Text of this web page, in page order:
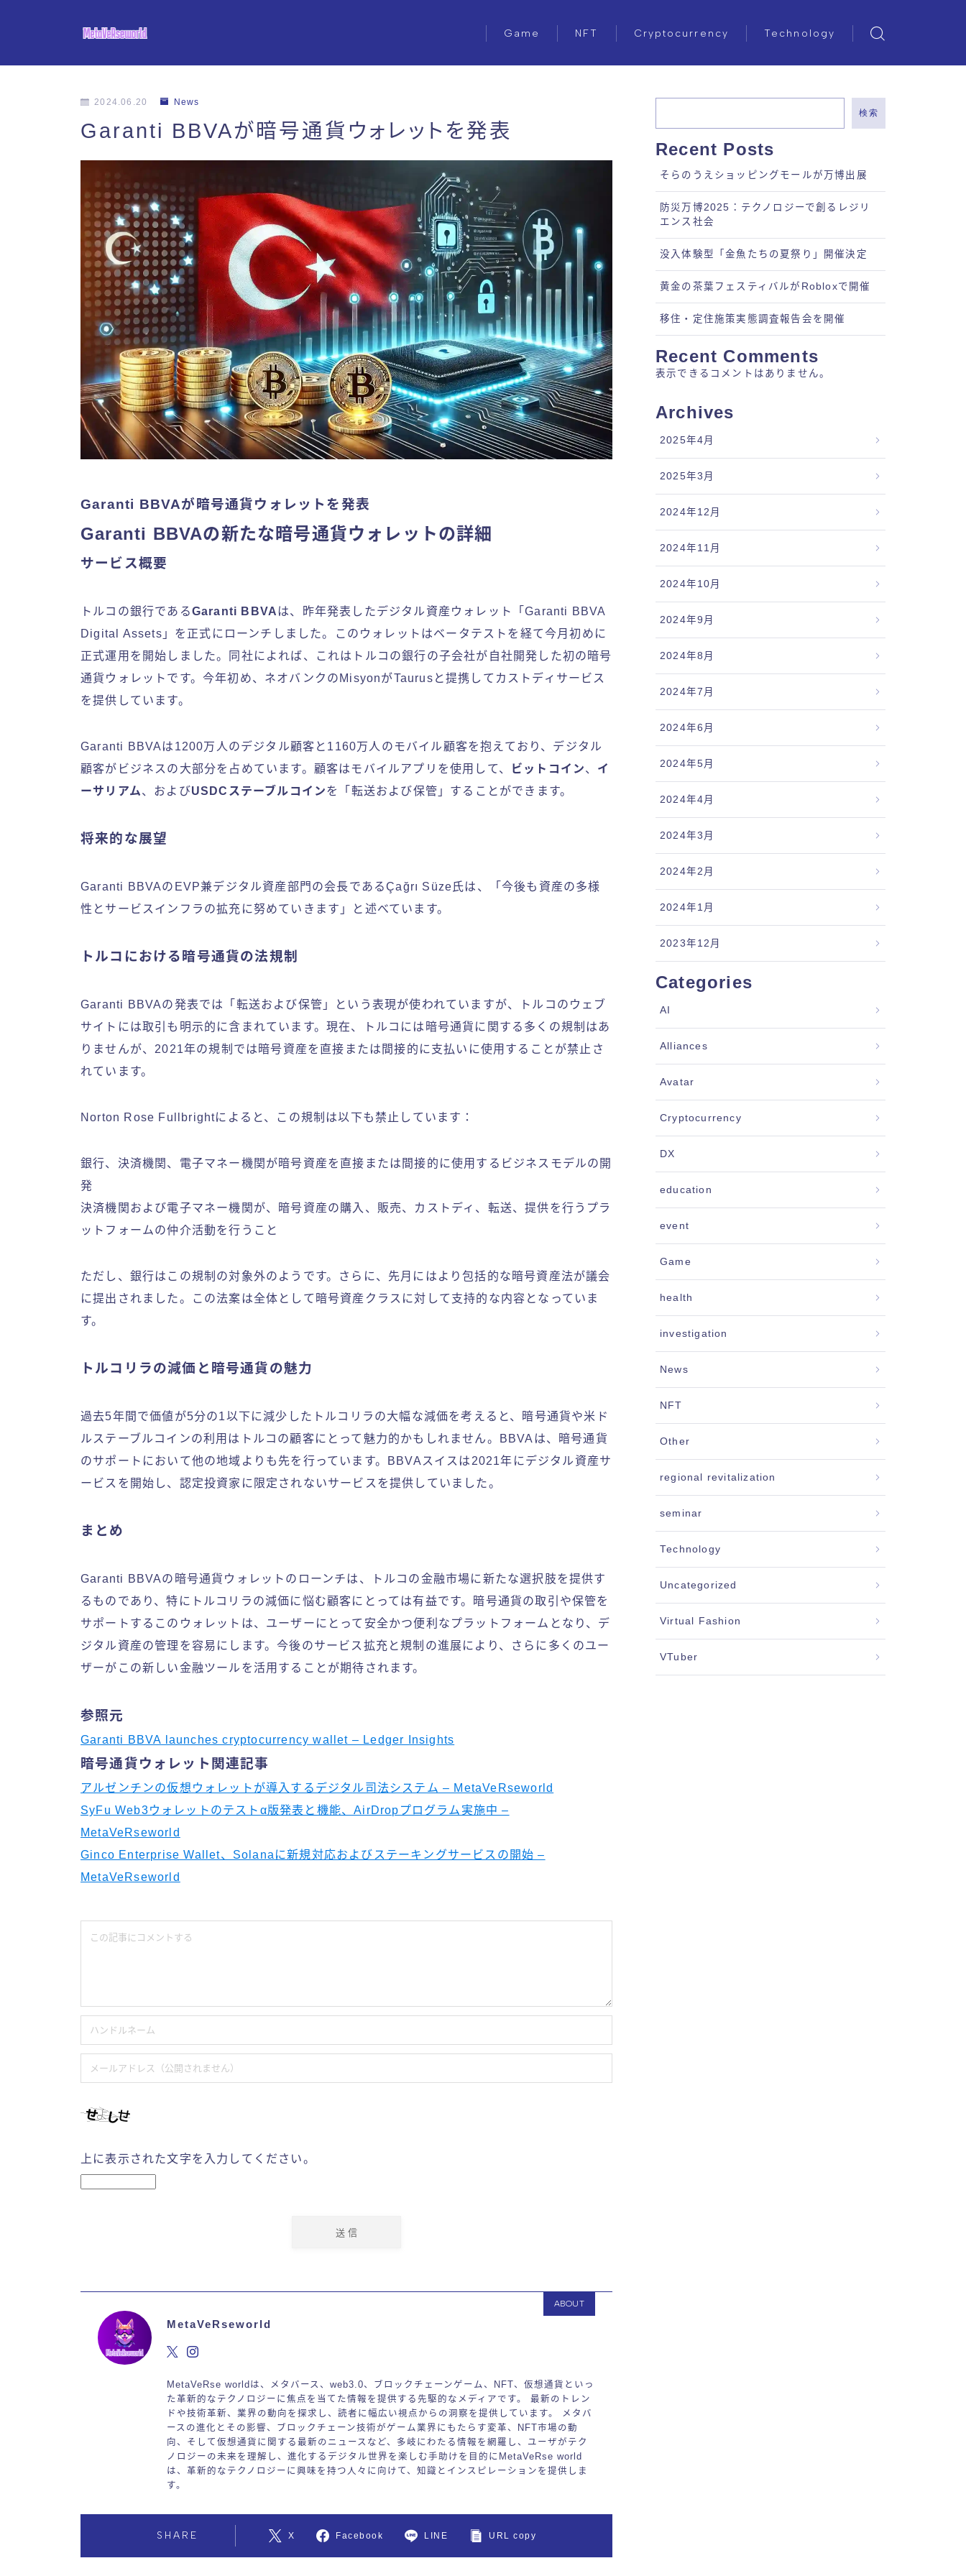
Game NFT Cryptocurrency Technology
2024.06.20 News
Garanti BBVAが暗号通貨ウォレットを発表
Garanti BBVAが暗号通貨ウォレットを発表
Garanti BBVAの新たな暗号通貨ウォレットの詳細
サービス概要
トルコの銀行であるGaranti BBVAは、昨年発表したデジタル資産ウォレット「Garanti BBVA
Digital Assets」を正式にローンチしました。このウォレットはベータテストを経て今月初めに
正式運用を開始しました。同社によれば、これはトルコの銀行の子会社が自社開発した初の暗号
通貨ウォレットです。今年初め、ネオバンクのMisyonがTaurusと提携してカストディサービス
を提供しています。
Garanti BBVAは1200万人のデジタル顧客と1160万人のモバイル顧客を抱えており、デジタル
顧客がビジネスの大部分を占めています。顧客はモバイルアプリを使用して、
ビットコイン、 イ
ーサリアム、およびUSDCステーブルコインを「転送および保管」することができます。
将来的な展望
Garanti BBVAのEVP兼デジタル資産部門の会長であるÇağrı Süze氏は、「今後も資産の多様
性とサービスインフラの拡充に努めていきます」と述べています。
トルコにおける暗号通貨の法規制
Garanti BBVAの発表では「転送および保管」という表現が使われていますが、トルコのウェブ
サイトには取引も明示的に含まれています。現在、トルコには暗号通貨に関する多くの規制はあ
りませんが、2021年の規制では暗号資産を直接または間接的に支払いに使用することが禁止さ
れています。
Norton Rose Fullbrightによると、この規制は以下も禁止しています：
銀行、決済機関、電子マネー機関が暗号資産を直接または間接的に使用するビジネスモデルの開
発
決済機関および電子マネー機関が、暗号資産の購入、販売、カストディ、転送、提供を行うプラ
ットフォームの仲介活動を行うこと
ただし、銀行はこの規制の対象外のようです。さらに、先月にはより包括的な暗号資産法が議会
に提出されました。この法案は全体として暗号資産クラスに対して支持的な内容となっていま
す。
トルコリラの減価と暗号通貨の魅力
過去5年間で価値が5分の1以下に減少したトルコリラの大幅な減価を考えると、暗号通貨や米ド
ルステーブルコインの利用はトルコの顧客にとって魅力的かもしれません。BBVAは、暗号通貨
のサポートにおいて他の地域よりも先を行っています。BBVAスイスは2021年にデジタル資産サ
ービスを開始し、認定投資家に限定されないサービスを提供していました。
まとめ
Garanti BBVAの暗号通貨ウォレットのローンチは、トルコの金融市場に新たな選択肢を提供す
るものであり、特にトルコリラの減価に悩む顧客にとっては有益です。暗号通貨の取引や保管を
サポートするこのウォレットは、ユーザーにとって安全かつ便利なプラットフォームとなり、デ
ジタル資産の管理を容易にします。今後のサービス拡充と規制の進展により、さらに多くのユー
ザーがこの新しい金融ツールを活用することが期待されます。
参照元
Garanti BBVA launches cryptocurrency wallet – Ledger Insights
暗号通貨ウォレット関連記事
アルゼンチンの仮想ウォレットが導入するデジタル司法システム – MetaVeRseworld
SyFu Web3ウォレットのテストα版発表と機能、AirDropプログラム実施中 –
MetaVeRseworld
Ginco Enterprise Wallet、Solanaに新規対応およびステーキングサービスの開始 –
MetaVeRseworld
上に表示された文字を入力してください。
ABOUT
MetaVeRseworld
MetaVeRse worldは、メタバース、web3.0、ブロックチェーンゲーム、NFT、仮想通貨といっ
た革新的なテクノロジーに焦点を当てた情報を提供する先駆的なメディアです。 最新のトレン
ドや技術革新、業界の動向を探求し、読者に幅広い視点からの洞察を提供しています。 メタバ
ースの進化とその影響、ブロックチェーン技術がゲーム業界にもたらす変革、NFT市場の動
向、そして仮想通貨に関する最新のニュースなど、多岐にわたる情報を網羅し、ユーザがテク
ノロジーの未来を理解し、進化するデジタル世界を楽しむ手助けを目的にMetaVeRse world
は、革新的なテクノロジーに興味を持つ人々に向けて、知識とインスピレーションを提供しま
す。
SHARE X Facebook LINE URL copy
検索
Recent Posts
そらのうえショッピングモールが万博出展
防災万博2025：テクノロジーで創るレジリ
エンス社会
没入体験型「金魚たちの夏祭り」開催決定
黄金の茶葉フェスティバルがRobloxで開催
移住・定住施策実態調査報告会を開催
Recent Comments
表示できるコメントはありません。
Archives
2025年4月
2025年3月
2024年12月
2024年11月
2024年10月
2024年9月
2024年8月
2024年7月
2024年6月
2024年5月
2024年4月
2024年3月
2024年2月
2024年1月
2023年12月
Categories
AI
Alliances
Avatar
Cryptocurrency
DX
education
event
Game
health
investigation
News
NFT
Other
regional revitalization
seminar
Technology
Uncategorized
Virtual Fashion
VTuber